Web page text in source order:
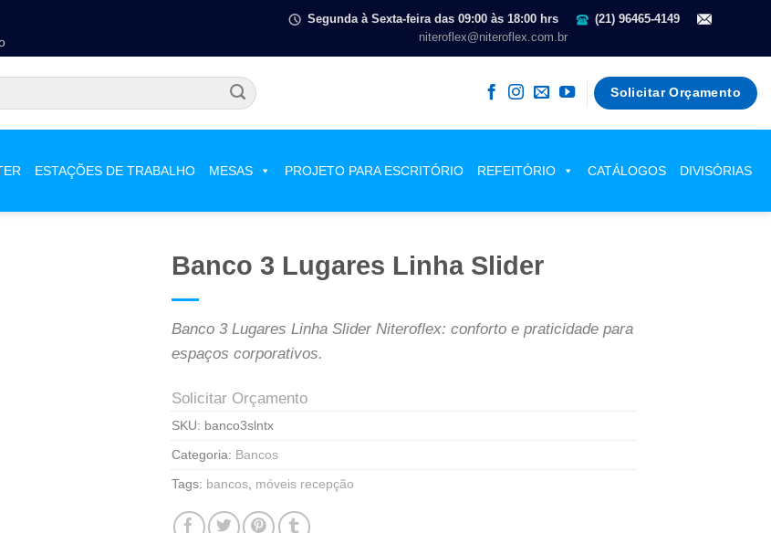
Segunda à Sexta-feira das 09:00 às 18:00 hrs
(21) 96465-4149
niteroflex@niteroflex.com.br
Solicitar Orçamento
ESTAÇÕES DE TRABALHO MESAS PROJETO PARA ESCRITÓRIO REFEITÓRIO CATÁLOGOS DIVISÓRIAS
Banco 3 Lugares Linha Slider
Banco 3 Lugares Linha Slider Niteroflex: conforto e praticidade para
espaços corporativos.
Solicitar Orçamento
SKU: banco3slntx
Categoria: Bancos
Tags: bancos, móveis recepção